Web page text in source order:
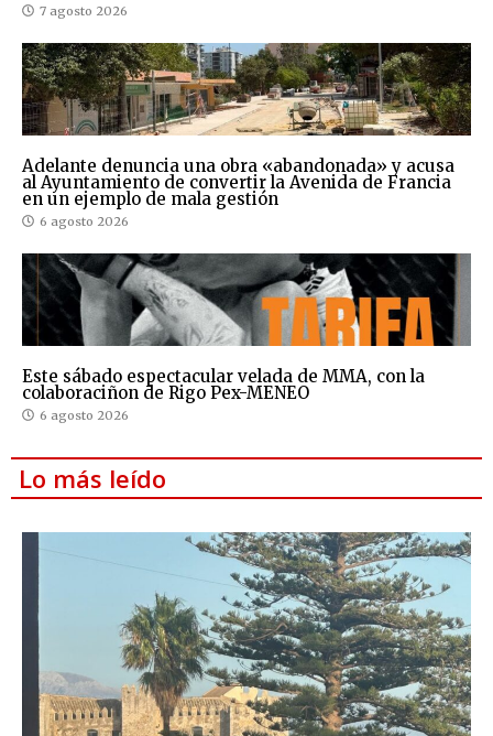
7 agosto 2026
Adelante denuncia una obra «abandonada» y acusa
al Ayuntamiento de convertir la Avenida de Francia
en un ejemplo de mala gestión
6 agosto 2026
Este sábado espectacular velada de MMA, con la
colaboraciñon de Rigo Pex-MENEO
6 agosto 2026
Lo más leído